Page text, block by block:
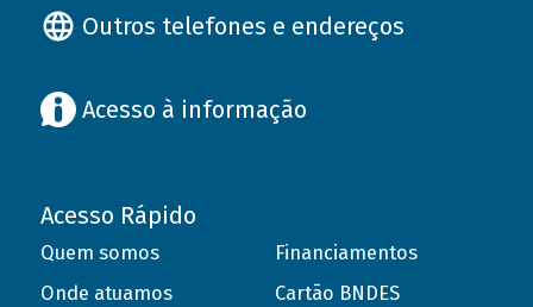
Outros telefones e endereços
Acesso à informação
Acesso Rápido
Quem somos
Onde atuamos
Financiamentos
Cartão BNDES